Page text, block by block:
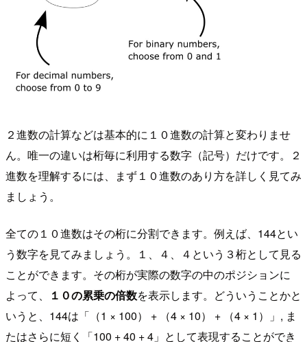
２進数の計算などは基本的に１０進数の計算と変わりませ
ん。唯一の違いは桁毎に利用する数字（記号）だけです。２
進数を理解するには、まず１０進数のあり方を詳しく見てみ
ましょう。
全ての１０進数はその桁に分割できます。例えば、144とい
う数字を見てみましょう。１、４、４という３桁として見る
ことができます。その桁が実際の数字の中のポジションに
よって、
１０の累乗の倍数を表示します。どういうことかと
いうと、144は「（1 × 100） + （4 × 10） + （4 × 1）」, ま
たはさらに短く「100 + 40 + 4」として表現することができ